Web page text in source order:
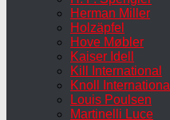
Herman Miller
Holzäpfel
Hove Møbler
Kaiser Idell
Kill International
Knoll International
Louis Poulsen
Martinelli Luce